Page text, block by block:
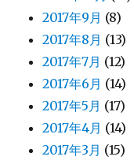
2017年9月 (8)
2017年8月 (13)
2017年7月 (12)
2017年6月 (14)
2017年5月 (17)
2017年4月 (14)
2017年3月 (15)